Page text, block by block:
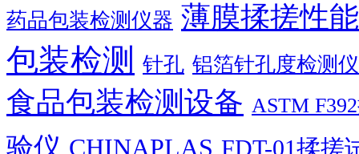
药品包装检测仪器 薄膜揉搓性
包装检测 针孔 铝箔针孔度检测
食品包装检测设备 ASTM
验仪 CHINAPLAS FDT-01揉搓